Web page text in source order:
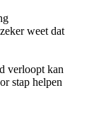
weet dat
verloopt kan
stap helpen